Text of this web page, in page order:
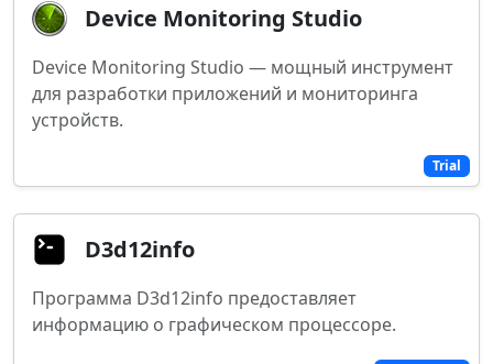
Trial
Device Monitoring Studio
Device Monitoring Studio — мощный инструмент
для разработки приложений и мониторинга
устройств.
D3d12info
Программа D3d12info предоставляет
информацию о графическом процессоре.